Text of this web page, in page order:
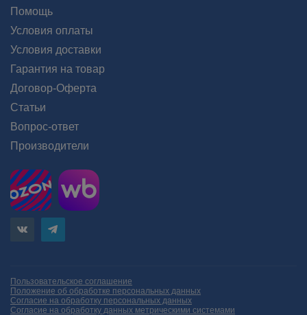
Помощь
Условия оплаты
Условия доставки
Гарантия на товар
Договор-Оферта
Статьи
Вопрос-ответ
Производители
Пользовательское соглашение
Положение об обработке персональных данных
Согласие на обработку персональных данных
Согласие на обработку данных метрическими системами